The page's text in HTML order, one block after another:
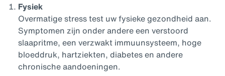
Fysiek
Overmatige stress test uw fysieke gezondheid aan.
Symptomen zijn onder andere een verstoord
slaapritme, een verzwakt immuunsysteem, hoge
bloeddruk, hartziekten, diabetes en andere
chronische aandoeningen.